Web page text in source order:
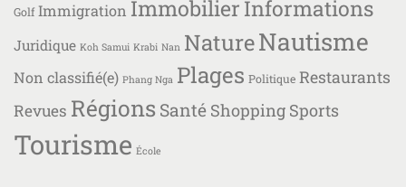
Golf Immigration Immobilier Informations
Juridique Koh Samui Krabi Nan NatureNautisme
Non classifié(e) Phang Nga Plages Politique Restaurants
Revues Régions Santé Shopping Sports
Tourisme École